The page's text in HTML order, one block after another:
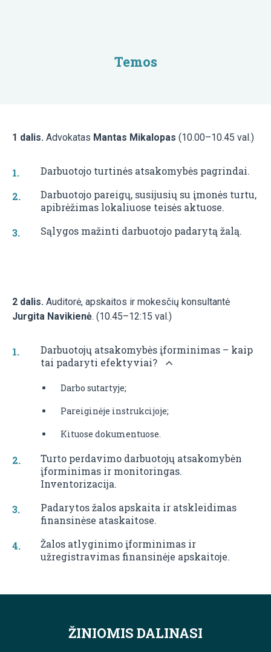
Temos
1 dalis. Advokatas Mantas Mikalopas (10.00–10.45 val.)
Darbuotojo turtinės atsakomybės pagrindai.
Darbuotojo pareigų, susijusių su įmonės turtu,
apibrėžimas lokaliuose teisės aktuose.
Sąlygos mažinti darbuotojo padarytą žalą.
2 dalis. Auditorė, apskaitos ir mokesčių konsultantė
Jurgita Navikienė. (10.45–12:15 val.)
Darbuotojų atsakomybės įforminimas – kaip
tai padaryti efektyviai?
Darbo sutartyje;
Pareiginėje instrukcijoje;
Kituose dokumentuose.
Turto perdavimo darbuotojų atsakomybėn
įforminimas ir monitoringas.
Inventorizacija.
Padarytos žalos apskaita ir atskleidimas
finansinėse ataskaitose.
Žalos atlyginimo įforminimas ir
užregistravimas finansinėje apskaitoje.
ŽINIOMIS DALINASI